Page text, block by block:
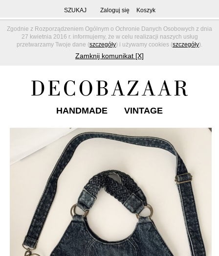
Zgodnie z Rozporządzeniem Ogólnym o Ochronie Danych Osobowych z dnia
27 kwietnia 2016 r. informujemy, że w celu realizacji naszych usług
przetwarzamy Twoje dane (szczegóły) i używamy cookies (szczegóły).
Zamknij komunikat [X]
SZUKAJ Zaloguj się Koszyk
HANDMADE VINTAGE